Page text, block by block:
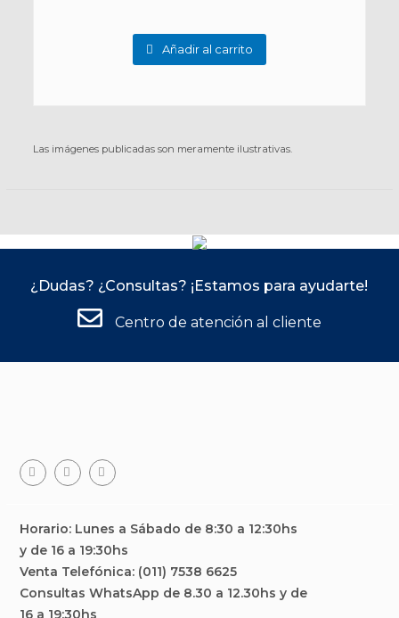
Añadir al carrito
Las imágenes publicadas son meramente ilustrativas.
¿Dudas? ¿Consultas? ¡Estamos para ayudarte!
Centro de atención al cliente
Horario: Lunes a Sábado de 8:30 a 12:30hs
y de 16 a 19:30hs
Venta Telefónica: (011) 7538 6625
Consultas WhatsApp de 8.30 a 12.30hs y de
16 a 19:30hs